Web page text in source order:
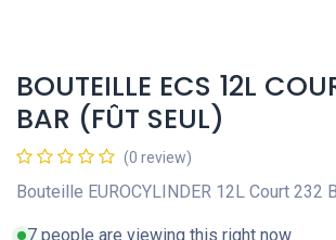
BOUTEILLE ECS 12L
BAR (FÛT SEUL)
(0 review)
Bouteille EUROCYLINDER 12L Court 232
7 people are viewing this right now